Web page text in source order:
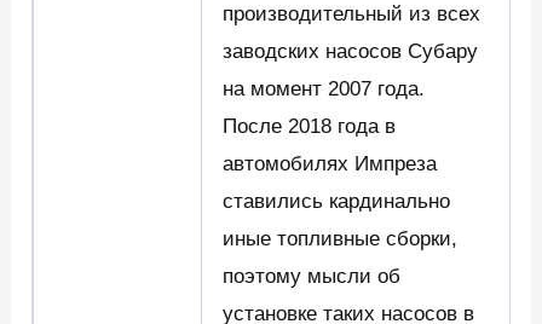
производительный из всех
заводских насосов Субару
на момент 2007 года.
После 2018 года в
автомобилях Импреза
ставились кардинально
иные топливные сборки,
поэтому мысли об
установке таких насосов в